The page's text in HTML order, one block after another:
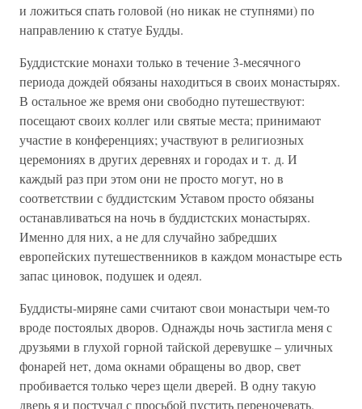
и ложиться спать головой (но никак не ступнями) по
направлению к статуе Будды.
Буддистские монахи только в течение 3-месячного
периода дождей обязаны находиться в своих монастырях.
В остальное же время они свободно путешествуют:
посещают своих коллег или святые места; принимают
участие в конференциях; участвуют в религиозных
церемониях в других деревнях и городах и т. д. И
каждый раз при этом они не просто могут, но в
соответствии с буддистским Уставом просто обязаны
останавливаться на ночь в буддистских монастырях.
Именно для них, а не для случайно забредших
европейских путешественников в каждом монастыре есть
запас циновок, подушек и одеял.
Буддисты-миряне сами считают свои монастыри чем-то
вроде постоялых дворов. Однажды ночь застигла меня с
друзьями в глухой горной тайской деревушке – уличных
фонарей нет, дома окнами обращены во двор, свет
пробивается только через щели дверей. В одну такую
дверь я и постучал с просьбой пустить переночевать.